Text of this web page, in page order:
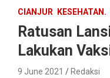
CIANJUR KESEHATAN.
Ratusan
Lakukan
9 June 2021 Redaksi